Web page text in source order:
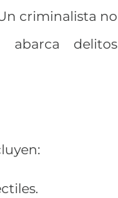
criminalista no
abarca delitos